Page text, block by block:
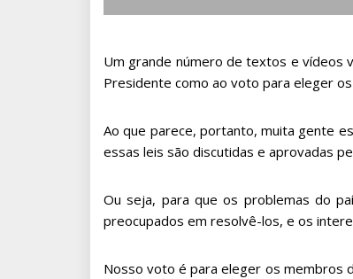
Um grande número de textos e vídeos
Presidente como ao voto para eleger
Ao que parece, portanto, muita gente
essas leis são discutidas e aprovadas
Ou seja, para que os problemas do
preocupados em resolvê-los, e os
Nosso voto é para eleger os membros